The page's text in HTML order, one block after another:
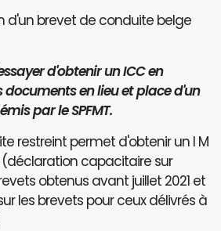
d'un brevet de conduite belge
d'obtenir un ICC en
en lieu et place d'un
par le SPFMT.
restreint permet d'obtenir un I M
(déclaration capacitaire sur
obtenus avant juillet 2021 et
les brevets pour ceux délivrés à